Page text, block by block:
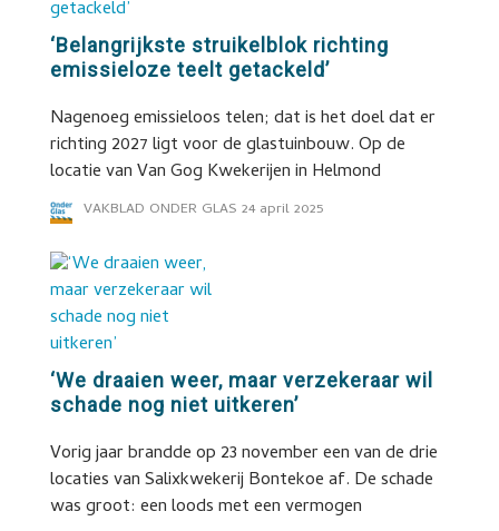
‘Belangrijkste struikelblok richting
emissieloze teelt getackeld’
Nagenoeg emissieloos telen; dat is het doel dat er
richting 2027 ligt voor de glastuinbouw. Op de
locatie van Van Gog Kwekerijen in Helmond
VAKBLAD ONDER GLAS 24 april 2025
‘We draaien weer, maar verzekeraar wil
schade nog niet uitkeren’
Vorig jaar brandde op 23 november een van de drie
locaties van Salixkwekerij Bontekoe af. De schade
was groot: een loods met een vermogen